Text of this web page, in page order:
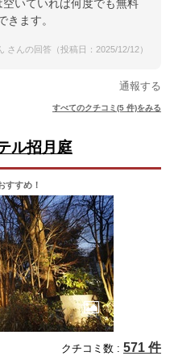
いていれば何度でも無料
きます。
さんの回答（投稿日：2025/12/12）
通報する
すべてのクチコミ(5 件)をみる
ル招月庭
すすめ！
クチコミ数 : 571 件